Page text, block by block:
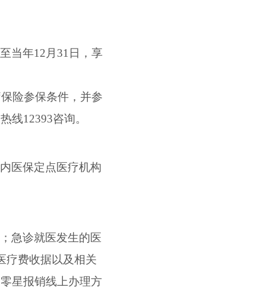
当年12 月 31 日，享
险参保条件，并参
线12393咨询。
医保定点医疗机构
急诊就医发生的医
疗费收据以及相关
星报销线上办理方